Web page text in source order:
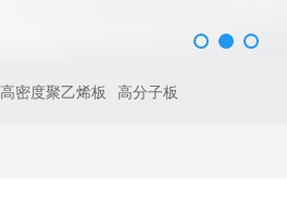
高密度聚乙烯板 高分子板